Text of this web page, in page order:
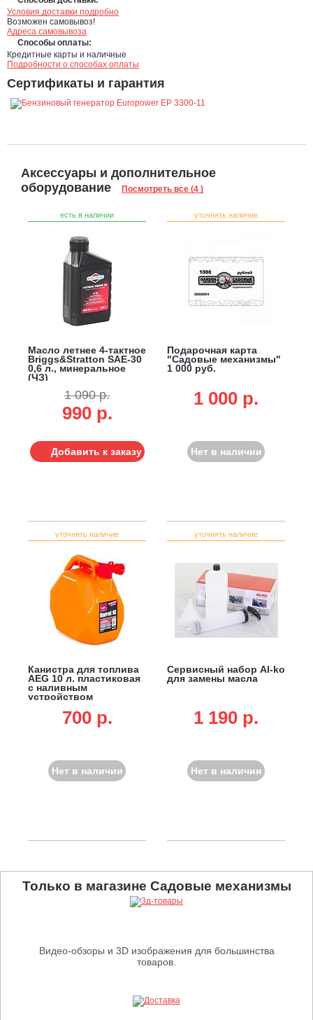
Условия доставки подробно
Возможен самовывоз!
Адреса самовывоза
Способы оплаты:
Кредитные карты и наличные
Подробности о способах оплаты
Сертификаты и гарантия
Аксессуары и дополнительное
оборудование
Посмотреть все (4 )
есть в наличии
Масло летнее 4-тактное
Briggs&Stratton SAE-30
0,6 л., минеральное
(ЧЗ)
1 090 р.
990 р.
Добавить к заказу
уточнять наличие
Подарочная карта
"Садовые механизмы"
1 000 руб.
1 000 p.
Нет в наличии
уточнять наличие
Канистра для топлива
AEG 10 л. пластиковая
с наливным
устройством
700 p.
Нет в наличии
уточнять наличие
Сервисный набор Al-ko
для замены масла
1 190 p.
Нет в наличии
Только в магазине Садовые механизмы
Видео-обзоры и 3D изображения для большинства
товаров.